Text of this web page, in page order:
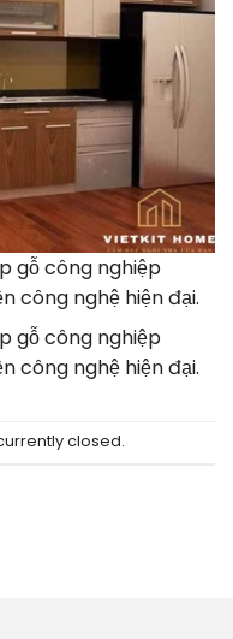
gỗ công nghiệp
công nghệ hiện đại.
gỗ công nghiệp
công nghệ hiện đại.
closed.